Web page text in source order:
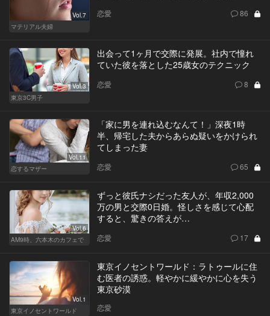
Vol.7
マテリアル夫婦
恋愛 86
Vol.3
東京3C男子
出会って1ヶ月で交際に発展。社内で憧れ
ていた彼を落とした25歳女のテクニック
恋愛 8
Vol.11
恋するマザー
「家に男を連れ込むなんて！」深夜1時
半、帰宅した夫からあらぬ疑いをかけられ
てしまった妻
恋愛 65
Vol.6
AM9時、六本木のカフェで
ずっと彼氏ナシだった友人が、年収2,000
万の男と交際0日婚。怪しさを感じて心配
すると、驚きの答えが…
恋愛 17
Vol.1
東京イノセントワールド
東京イノセントワールド：ラトゥールに住
む医者の誘惑。軽やかに緩やかに心を失う
東京砂漠
恋愛